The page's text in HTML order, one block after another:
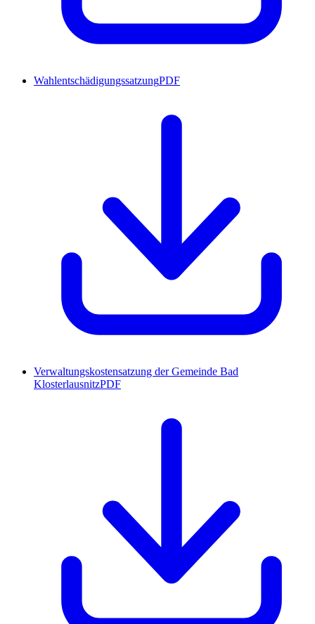
WahlentschädigungssatzungPDF
Verwaltungskostensatzung der Gemeinde Bad
KlosterlausnitzPDF